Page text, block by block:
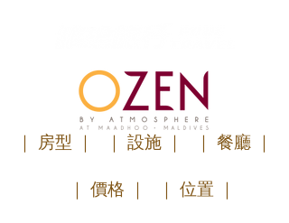
｜ 房型 ｜ ｜ 設施 ｜ ｜ 餐廳 ｜
｜ 價格 ｜ ｜ 位置 ｜